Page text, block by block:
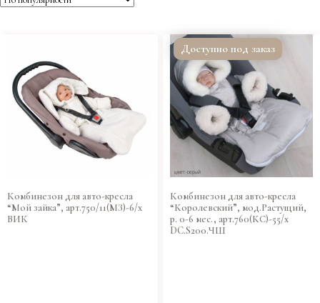
Комбинезон для авто-кресла
“Мой зайка”, арт.750/11(МЗ)-6/х
ВИК
Доступно под заказ
Комбинезон для авто-кресла
“Королевский”, мод.Растущий,
р. 0-6 мес., арт.760(КС)-55/х
DC.S200.ЧШ